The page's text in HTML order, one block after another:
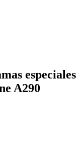
especiales
A290